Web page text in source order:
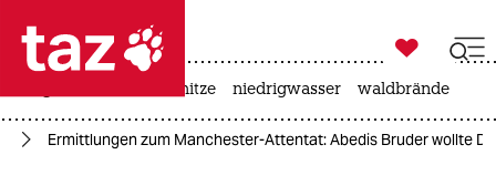
 taz zahl ich
taz zahl ich

taz zahl ich
hitze niedrigwasser waldbrände
Ermittlungen zum Manchester-Attentat: Abedis Bruder wollte